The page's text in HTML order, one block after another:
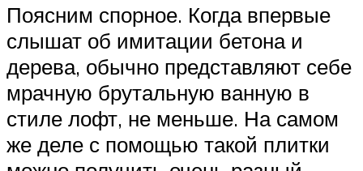
Поясним спорное. Когда впервые
слышат об имитации бетона и
дерева, обычно представляют себе
мрачную брутальную ванную в
стиле лофт, не меньше. На самом
же деле с помощью такой плитки